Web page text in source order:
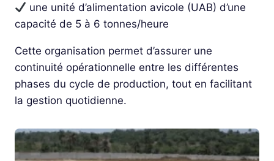
une unité d’alimentation avicole (UAB) d’une
capacité de 5 à 6 tonnes/heure
Cette organisation permet d’assurer une
continuité opérationnelle entre les différentes
phases du cycle de production, tout en facilitant
la gestion quotidienne.